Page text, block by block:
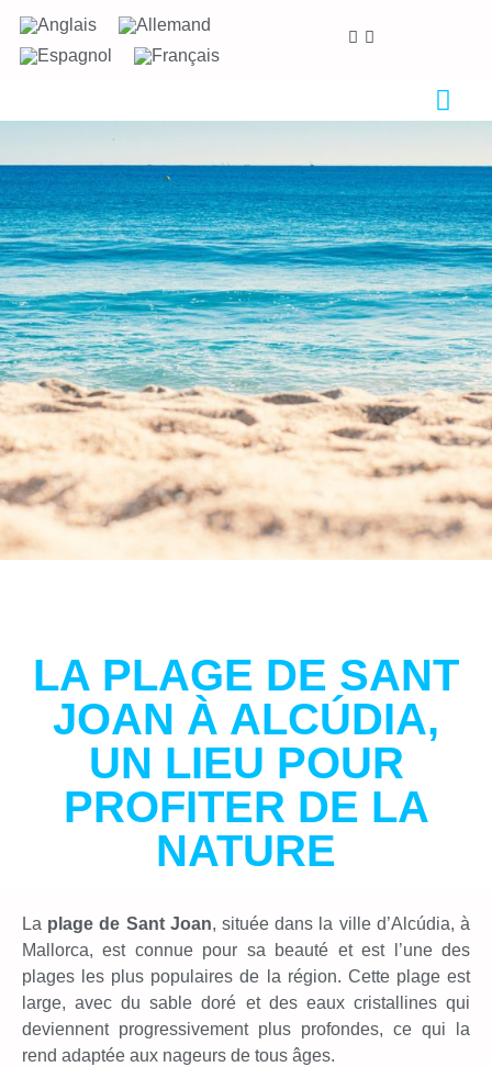
LA PLAGE DE SANT
JOAN À ALCÚDIA,
UN LIEU POUR
PROFITER DE LA
NATURE
La plage de Sant Joan, située dans la ville d’Alcúdia, à
Mallorca, est connue pour sa beauté et est l’une des
plages les plus populaires de la région. Cette plage est
large, avec du sable doré et des eaux cristallines qui
deviennent progressivement plus profondes, ce qui la
rend adaptée aux nageurs de tous âges.
Nous nous soucions de votre vie privée
Nous utilisons des cookies strictement nécessaires au
bon fonctionnement du site web, ainsi que des cookies
votre expérience, à des fins d'analyse statistique ainsi
que pour vous proposer des publicités basées sur vos
centres d'intérêt. Vous pouvez accepter ou refuser les
cookies en cliquant sur le bouton "Tout accepter" ou
"Refuser" ou, au contraire, les configurer selon vos
préférences en cliquant sur le bouton "Configurer".
Pour plus d'informations, vous pouvez consulter notre
Politique de Cookies.
Configurer Refuser Tout accepter